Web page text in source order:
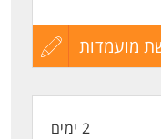
מועמדות
עדכון
2 ימים